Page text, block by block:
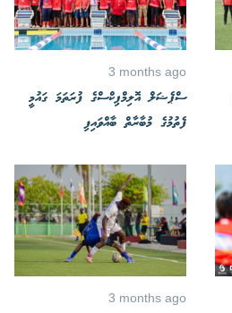
3 months ago
ސްޕެޝަލް އޮލިމްޕިކްސްގެ ފުރަތަމަ ގައުމީ
ފެތުމުގެ މުބާރާތް ބާއްވައިފި
3 months ago